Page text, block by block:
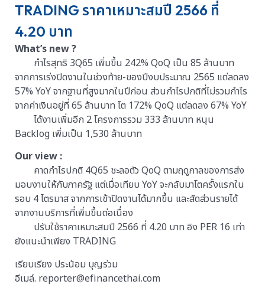
TRADING ราคาเหมาะสมปี 2566 ที่
4.20 บาท
What’s new ?
กำไรสุทธิ 3Q65 เพิ่มขึ้น 242% QoQ เป็น 85 ล้านบาท
จากการเร่งปิดงานในช่วงท้าย-ของปีงบประมาณ 2565 แต่ลดลง
57% YoY จากฐานที่สูงมากในปีก่อน ส่วนกำไรปกติที่ไม่รวมกำไร
จากค่าเงินอยู่ที่ 65 ล้านบาท โต 172% QoQ แต่ลดลง 67% YoY
ได้งานเพิ่มอีก 2 โครงการรวม 333 ล้านบาท หนุน
Backlog เพิ่มเป็น 1,530 ล้านบาท
Our view :
คาดกำไรปกติ 4Q65 ชะลอตัว QoQ ตามฤดูกาลของการส่ง
มอบงานให้กับภาครัฐ แต่เมื่อเทียบ YoY จะกลับมาโตครั้งแรกใน
รอบ 4 ไตรมาส จากการเข้าปิดงานได้มากขึ้น และสัดส่วนรายได้
จากงานบริการที่เพิ่มขึ้นต่อเนื่อง
ปรับใช้ราคาเหมาะสมปี 2566 ที่ 4.20 บาท อิง PER 16 เท่า
ยังแนะนำเพียง TRADING
เรียบเรียง ประน้อม บุญร่วม
อีเมล์. reporter@efinancethai.com